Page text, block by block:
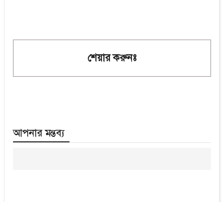
শেয়ার করুনঃ
আপনার মন্তব্য